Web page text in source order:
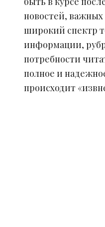
новостей,
широкий спектр
информации,
потребности
полное и
происходит